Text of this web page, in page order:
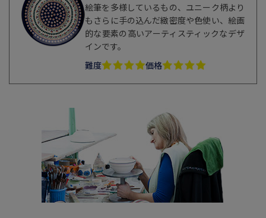
絵筆を多様しているもの、ユニーク柄より
もさらに手の込んだ緻密度や色使い、絵画
的な要素の高いアーティスティックなデザ
インです。
難度
価格